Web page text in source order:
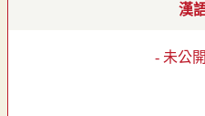
漢
- 未公